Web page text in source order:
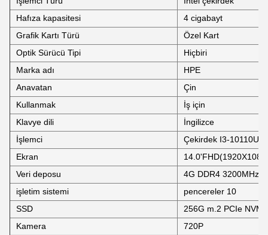
Hafıza kapasitesi
4 cigabayt
Grafik Kartı Türü
Özel Kart
Optik Sürücü Tipi
Hiçbiri
Marka adı
HPE
Anavatan
Çin
Kullanmak
İş için
Klavye dili
İngilizce
İşlemci
Çekirdek I3-
Ekran
Veri deposu
4G DDR4 3200MHz
işletim sistemi
pencereler 10
SSD
256G m.2 PCIe
Kamera
720P